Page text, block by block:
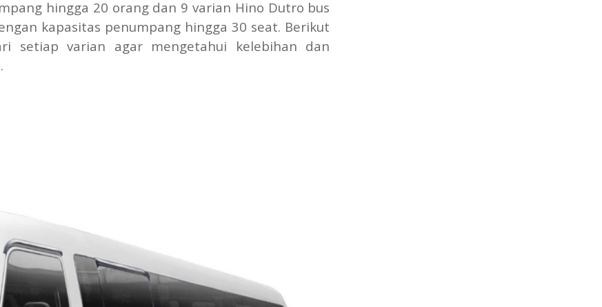
hingga 20 orang dan 9 varian Hino Dutro bus
kapasitas penumpang hingga 30 seat. Berikut
setiap varian agar mengetahui kelebihan dan